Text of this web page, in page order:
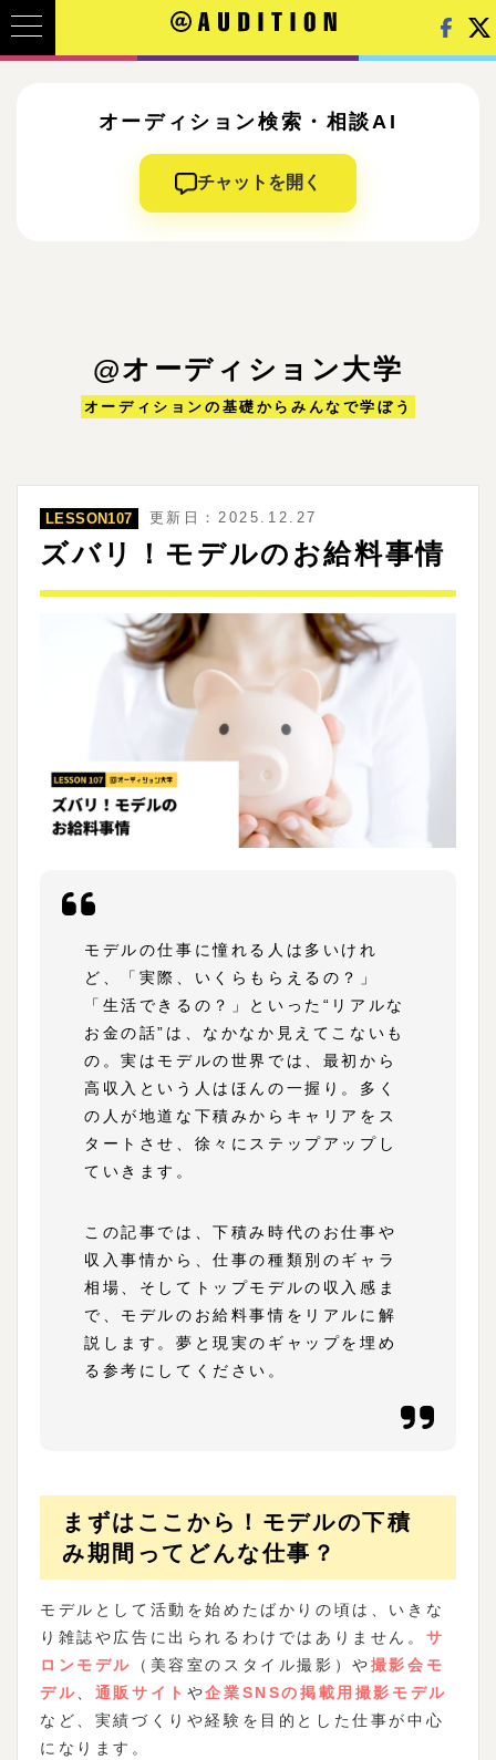
オーディション検索・相談AI
チャットを開く
@オーディション大学
オーディションの基礎からみんなで学ぼう
LESSON107 更新日：2025.12.27
ズバリ！モデルのお給料事情
モデルの仕事に憧れる人は多いけれ
ど、「実際、いくらもらえるの？」
「生活できるの？」といった“リアルな
お金の話”は、なかなか見えてこないも
の。実はモデルの世界では、最初から
高収入という人はほんの一握り。多く
の人が地道な下積みからキャリアをス
タートさせ、徐々にステップアップし
ていきます。
この記事では、下積み時代のお仕事や
収入事情から、仕事の種類別のギャラ
相場、そしてトップモデルの収入感ま
で、モデルのお給料事情をリアルに解
説します。夢と現実のギャップを埋め
る参考にしてください。
まずはここから！モデルの下積
み期間ってどんな仕事？
モデルとして活動を始めたばかりの頃は、いきな
り雑誌や広告に出られるわけではありません。 サ
ロンモデル
（美容室のスタイル撮影）や撮影会モ
デル
通販サイト や企業SNSの掲載用撮影モデル
など、実績づくりや経験を目的とした仕事が中心
になります。